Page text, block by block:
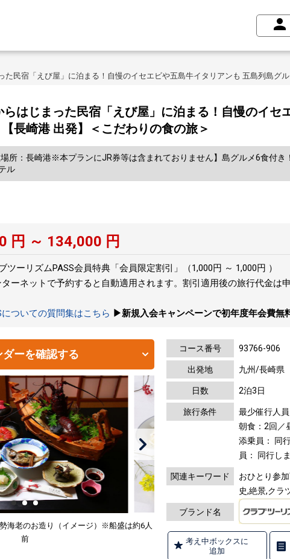
た民宿「えび屋」に泊まる！自慢のイセエビや五島牛イタリアンも 五島列島グ
らはじまった民宿「えび屋」に泊まる！自慢のイセ
長崎港 出発】＜こだわりの食の旅＞
場所：長崎港※本プランにJR券等は含まれておりません】島グルメ6食付
ル
円 ～ 134,000 円
ツーリズムPASS会員特典「会員限定割引」（1,000円 ～ 1,000円 ）
ーネットで予約すると自動適用されます。割引適用後の旅行代金は
ついての質問集はこちら ▶新規入会キャンペーンで初年度年会費無
ダーを確認する
老のお造り（イメージ）※船盛は約6人
前
コース番号 93766-906
出発地 九州/長崎県
日数 2泊3日
旅行条件
最少催行人
朝食：2回／
添乗員： 同
員： 同行し
関連キーワード
おひとり参
史,絶景,クラ
ブランド名
考え中ボックスに
追加